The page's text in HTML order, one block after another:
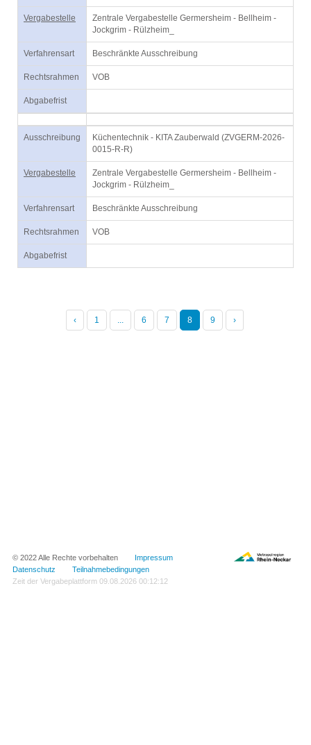
Vergabestelle
Zentrale Vergabestelle Germersheim - Bellheim -
Jockgrim - Rülzheim_
Verfahrensart Beschränkte Ausschreibung
Rechtsrahmen VOB
Abgabefrist
Ausschreibung
Küchentechnik - KITA Zauberwald (ZVGERM-2026-
0015-R-R)
Vergabestelle
Zentrale Vergabestelle Germersheim - Bellheim -
Jockgrim - Rülzheim_
Verfahrensart Beschränkte Ausschreibung
Rechtsrahmen VOB
Abgabefrist
‹ 1 ... 6 7 8 9 ›
© 2022 Alle Rechte vorbehalten Impressum
Datenschutz
Teilnahmebedingungen
Zeit der Vergabeplattform 09.08.2026 00:12:12